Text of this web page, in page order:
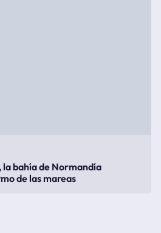
bahía de Normandía
de las mareas